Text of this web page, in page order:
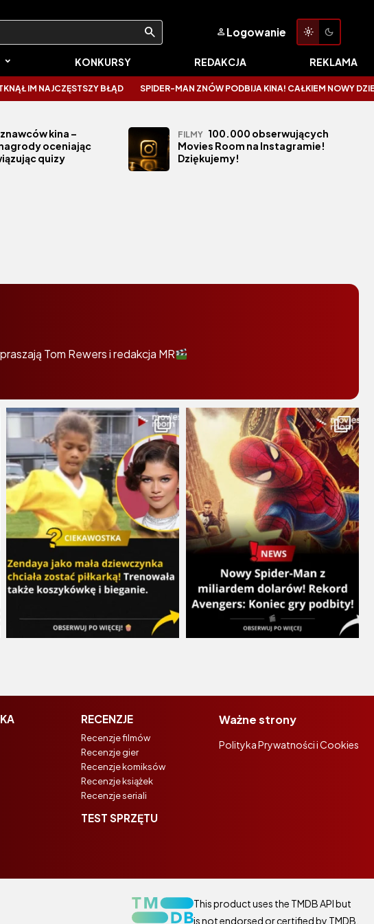
Logowanie
KONKURSY REDAKCJA REKLAMA
IM NAJCZĘSTSZY BŁĄD SPIDER-MAN ZNÓW PODBIJA KINA! CAŁKIEM NOWY DZIEŃ
kina –
oceniając
quizy
FILMY 100.000 obserwujących
Movies Room na Instagramie!
Dziękujemy!
Tom Rewers i redakcja MR
RECENZJE
Recenzje filmów
Recenzje gier
Recenzje komiksów
Recenzje książek
Recenzje seriali
TEST SPRZĘTU
Ważne strony
Polityka Prywatności i Cookies
This product uses the TMDB API but
is not endorsed or certified by TMDB.